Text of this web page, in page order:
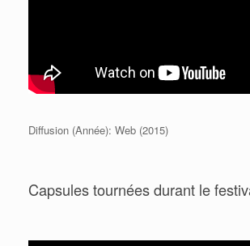
Diffusion (Année): Web (2015)
Capsules tournées durant le